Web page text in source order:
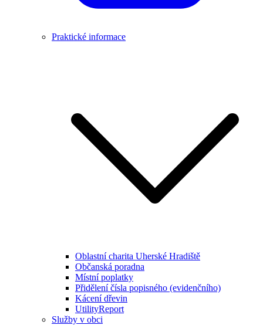
Praktické informace
Oblastní charita Uherské Hradiště
Občanská poradna
Místní poplatky
Přidělení čísla popisného (evidenčního)
Kácení dřevin
UtilityReport
Služby v obci